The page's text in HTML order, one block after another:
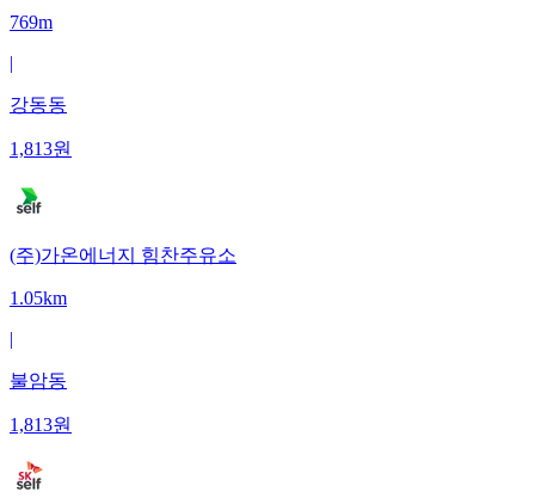
769m
|
강동동
1,813원
(주)가온에너지 힘찬주유소
1.05km
|
불암동
1,813원